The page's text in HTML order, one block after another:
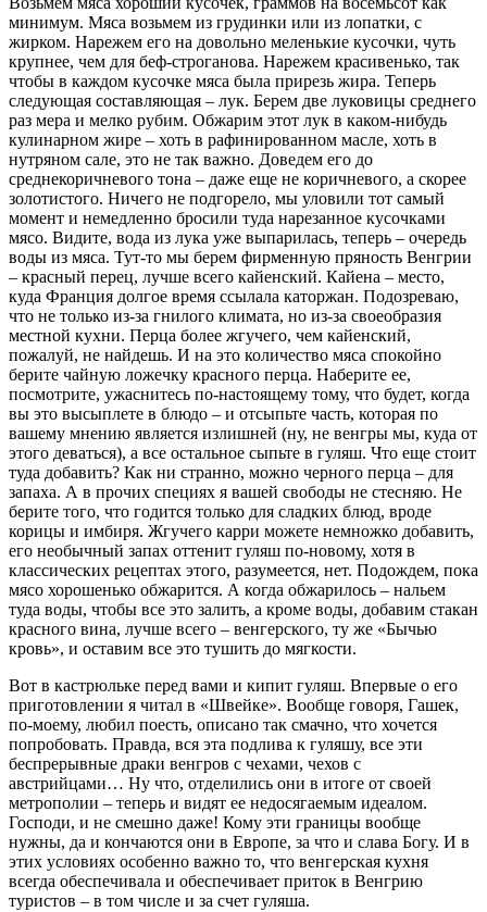
минимум. Мяса возьмем из грудинки или из лопатки, с
жирком. Нарежем его на довольно меленькие кусочки, чуть
крупнее, чем для беф-строганова. Нарежем красивенько, так
чтобы в каждом кусочке мяса была прирезь жира. Теперь
следующая составляющая – лук. Берем две луковицы среднего
раз мера и мелко рубим. Обжарим этот лук в каком-нибудь
кулинарном жире – хоть в рафинированном масле, хоть в
нутряном сале, это не так важно. Доведем его до
среднекоричневого тона – даже еще не коричневого, а скорее
золотистого. Ничего не подгорело, мы уловили тот самый
момент и немедленно бросили туда нарезанное кусочками
мясо. Видите, вода из лука уже выпарилась, теперь – очередь
воды из мяса. Тут-то мы берем фирменную пряность Венгрии
– красный перец, лучше всего кайенский. Кайена – место,
куда Франция долгое время ссылала каторжан. Подозреваю,
что не только из-за гнилого климата, но из-за своеобразия
местной кухни. Перца более жгучего, чем кайенский,
пожалуй, не найдешь. И на это количество мяса спокойно
берите чайную ложечку красного перца. Наберите ее,
посмотрите, ужаснитесь по-настоящему тому, что будет, когда
вы это высыплете в блюдо – и отсыпьте часть, которая по
вашему мнению является излишней (ну, не венгры мы, куда от
этого деваться), а все остальное сыпьте в гуляш. Что еще стоит
туда добавить? Как ни странно, можно черного перца – для
запаха. А в прочих специях я вашей свободы не стесняю. Не
берите того, что годится только для сладких блюд, вроде
корицы и имбиря. Жгучего карри можете немножко добавить,
его необычный запах оттенит гуляш по-новому, хотя в
классических рецептах этого, разумеется, нет. Подождем, пока
мясо хорошенько обжарится. А когда обжарилось – нальем
туда воды, чтобы все это залить, а кроме воды, добавим стакан
красного вина, лучше всего – венгерского, ту же «Бычью
кровь», и оставим все это тушить до мягкости.
Вот в кастрюльке перед вами и кипит гуляш. Впервые о его
приготовлении я читал в «Швейке». Вообще говоря, Гашек,
по-моему, любил поесть, описано так смачно, что хочется
попробовать. Правда, вся эта подлива к гуляшу, все эти
беспрерывные драки венгров с чехами, чехов с
австрийцами… Ну что, отделились они в итоге от своей
метрополии – теперь и видят ее недосягаемым идеалом.
Господи, и не смешно даже! Кому эти границы вообще
нужны, да и кончаются они в Европе, за что и слава Богу. И в
этих условиях особенно важно то, что венгерская кухня
всегда обеспечивала и обеспечивает приток в Венгрию
туристов – в том числе и за счет гуляша.